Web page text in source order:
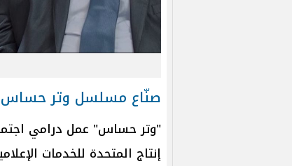
صنّاع مسلسل وتر حساس
"وتر حساس" عمل درامي
إنتاج المتحدة للخدمات